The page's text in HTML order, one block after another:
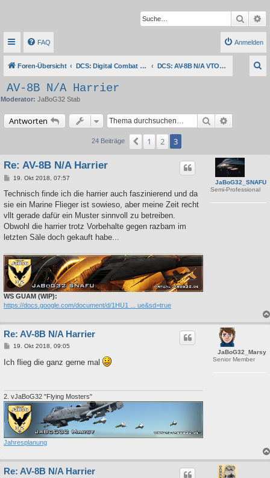
Suche
FAQ Anmelden
Foren-Übersicht DCS: Digital Combat Simulator Series DCS: AV-8B N/A VTOL Harrier II
AV-8B N/A Harrier
Moderator: JaBoG32 Stab
Antworten Suche
24 Beiträge Vorherige
1 2 3
JaBoG32_SNAFU
Semi-Professional
Re: AV-8B N/A Harrier
B
i
r
a
19. Okt 2018, 07:57
Technisch finde ich die harrier auch faszinierend und da
sie ein Marine Flieger ist sowieso, aber meine Zeit recht
vllt gerade dafür ein Muster sinnvoll zu betreiben.
Obwohl die harrier trotz Vorbehalte gegen razbam im
letzten Säle doch gekauft habe...
WS GUAM (WIP):
https://docs.google.com/document/d/1HU1 ... ue&sd=true
JaBoG32_Marsy
Senior Member
Re: AV-8B N/A Harrier
B
i
t
19. Okt 2018, 09:05
Ich flieg die ganz gerne mal
2. vJaBoG32 "Flying Mosters"
Jahresplanung
Re: AV-8B N/A Harrier